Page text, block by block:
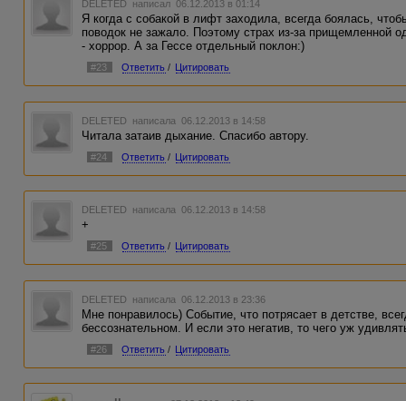
DELETED написал 06.12.2013 в 01:14
Я когда с собакой в лифт заходила, всегда боялась,
поводок не зажало. Поэтому страх из-за прищемленной
- хоррор. А за Гессе отдельный поклон:)
#23 Ответить / Цитировать
DELETED написала 06.12.2013 в 14:58
Читала затаив дыхание. Спасибо автору.
#24 Ответить / Цитировать
DELETED написала 06.12.2013 в 14:58
+
#25 Ответить / Цитировать
DELETED написала 06.12.2013 в 23:36
Мне понравилось) Событие, что потрясает в детстве,
бессознательном. И если это негатив, то чего уж
#26 Ответить / Цитировать